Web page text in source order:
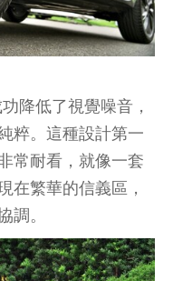
降低了視覺噪音，
粹。這種設計第一
常耐看，就像一套
在繁華的信義區，
調。